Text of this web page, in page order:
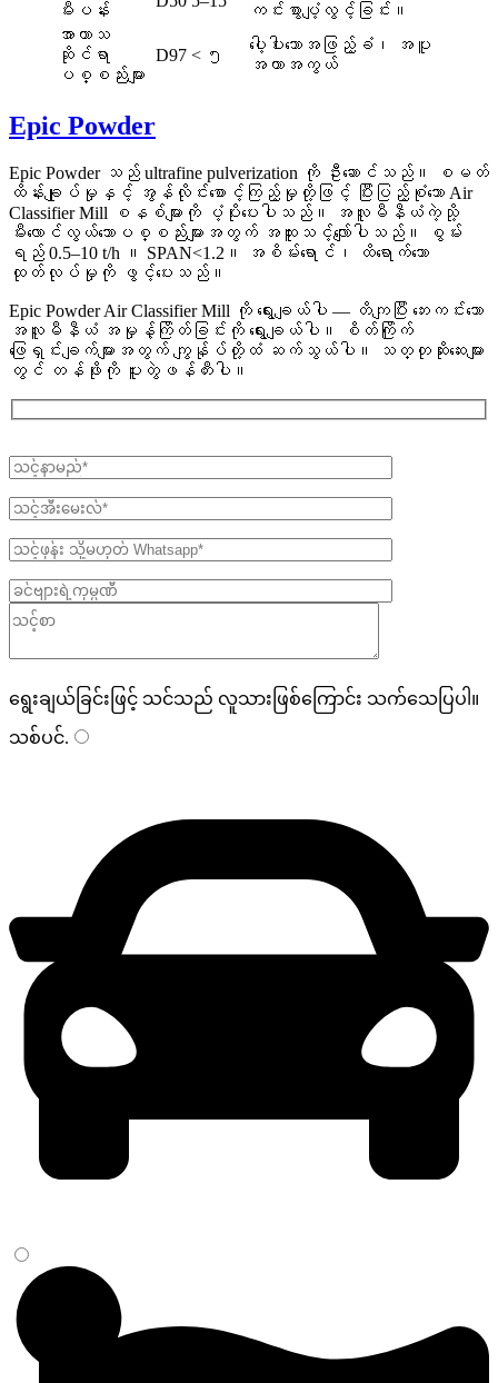
မီးပန်း
ကင်းစွာပျံ့လွင့်ခြင်း။
အာကာသ
ဆိုင်ရာ
ပစ္စည်းများ
D97 < ၅
ပေါ့ပါးသောအဖြည့်ခံ၊ အပူ
အကာအကွယ်
Epic Powder
Epic Powder သည် ultrafine pulverization ကို ဦးဆောင်သည်။ စမတ်
ထိန်းချုပ်မှုနှင့် အွန်လိုင်းစောင့်ကြည့်မှုတို့ဖြင့် ပြီးပြည့်စုံသော Air
Classifier Mill စနစ်များကို ပံ့ပိုးပေးပါသည်။ အလူမီနီယံကဲ့သို့
မီးလောင်လွယ်သောပစ္စည်းများအတွက် အထူးသင့်လျော်ပါသည်။ စွမ်း
ရည် 0.5–10 t/h ။ SPAN<1.2။ အစိမ်းရောင်၊ ထိရောက်သော
ထုတ်လုပ်မှုကို ဖွင့်ပေးသည်။
Epic Powder Air Classifier Mill ကို ရွေးချယ်ပါ — တိကျပြီး ဘေးကင်းသော
အလူမီနီယံ အမှုန့်ကြိတ်ခြင်းကို ရွေးချယ်ပါ။ စိတ်ကြိုက်
ဖြေရှင်းချက်များအတွက် ကျွန်ုပ်တို့ထံ ဆက်သွယ်ပါ။ သတ္တုဆိုးဆေးများ
တွင် တန်ဖိုးကို ပူးတွဲဖန်တီးပါ။
ရွေးချယ်ခြင်းဖြင့် သင်သည် လူသားဖြစ်ကြောင်း သက်သေပြပါ။
သစ်ပင်.